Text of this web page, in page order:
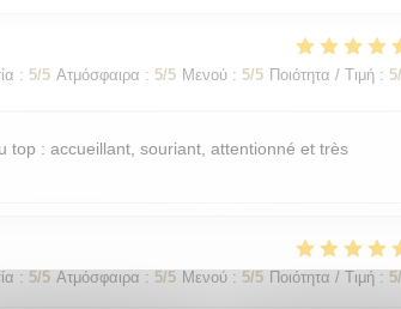
: 5/5 Ατμόσφαιρα : 5/5 Μενού : 5/5 Ποιότητα / Τιμή : 5
top : accueillant, souriant, attentionné et très
: 5/5 Ατμόσφαιρα : 5/5 Μενού : 5/5 Ποιότητα / Τιμή : 5